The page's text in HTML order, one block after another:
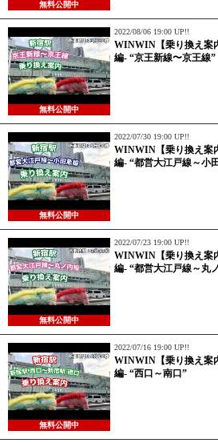
無料公開中
無料公開中
2022/08/06 19:00 UP!!
WINWIN【乗り換え案
編- “京王新線〜京王線”
無料公開中
2022/07/30 19:00 UP!!
WINWIN【乗り換え案
編- “都営大江戸線～小
無料公開中
2022/07/23 19:00 UP!!
WINWIN【乗り換え案
編- “都営大江戸線～丸
無料公開中
2022/07/16 19:00 UP!!
WINWIN【乗り換え案
編- “西口～南口”